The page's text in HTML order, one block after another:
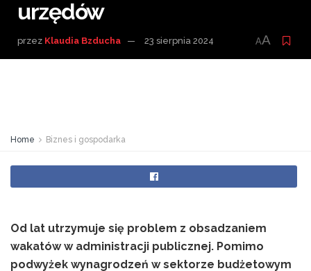
urzędów
przez Klaudia Bzducha 23 sierpnia 2024 AA
Home Biznes i gospodarka
Od lat utrzymuje się problem z obsadzaniem
wakatów w administracji publicznej. Pomimo
podwyżek wynagrodzeń w sektorze budżetowym